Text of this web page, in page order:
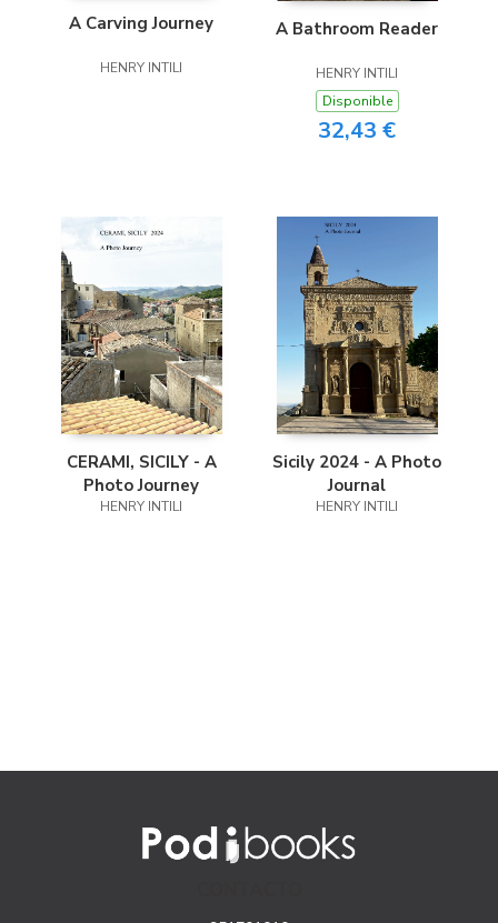
A Carving Journey
HENRY INTILI
A Bathroom Reader
HENRY INTILI
Disponible
32,43 €
CERAMI, SICILY - A
Photo Journey
HENRY INTILI
Sicily 2024 - A Photo
Journal
HENRY INTILI